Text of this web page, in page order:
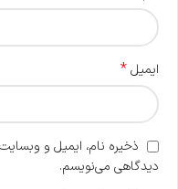
ایمیل*
ذخیره نام، ایمیل و
دیدگاهی می‌نویسم.